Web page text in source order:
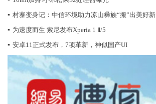
▪ 村寨变身记：中信环境助力凉山彝族“搬”出美好新
▪ 为速度而生 索尼发布Xperia 1 Ⅱ/5
▪ 安卓11正式发布，7项革新，神似国产UI